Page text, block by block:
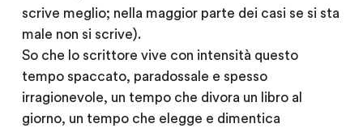
scrive meglio; nella maggior parte dei casi se si sta
male non si scrive).
So che lo scrittore vive con intensità questo
tempo spaccato, paradossale e spesso
irragionevole, un tempo che divora un libro al
giorno, un tempo che elegge e dimentica